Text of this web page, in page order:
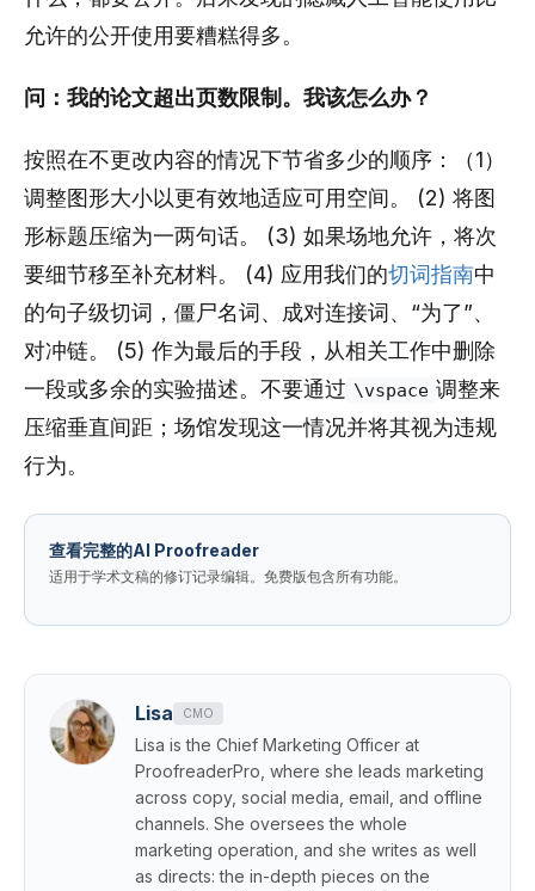
允许的公开使用要糟糕得多。
问：我的论文超出页数限制。我该怎么办？
按照在不更改内容的情况下节省多少的顺序：（1）
调整图形大小以更有效地适应可用空间。 (2) 将图
形标题压缩为一两句话。 (3) 如果场地允许，将次
要细节移至补充材料。 (4) 应用我们的切词指南中
的句子级切词，僵尸名词、成对连接词、“为了”、
对冲链。 (5) 作为最后的手段，从相关工作中删除
一段或多余的实验描述。不要通过 \vspace 调整来
压缩垂直间距；场馆发现这一情况并将其视为违规
行为。
查看完整的AI Proofreader
适用于学术文稿的修订记录编辑。免费版包含所有功能。
Lisa CMO
Lisa is the Chief Marketing Officer at
ProofreaderPro, where she leads marketing
across copy, social media, email, and offline
channels. She oversees the whole
marketing operation, and she writes as well
as directs: the in-depth pieces on the